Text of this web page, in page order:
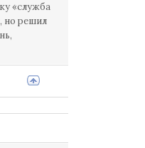
«служба
но решил